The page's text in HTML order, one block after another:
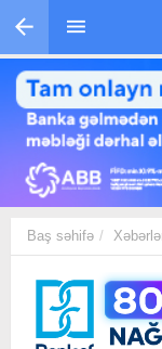
Skip to main content
Baş səhifə